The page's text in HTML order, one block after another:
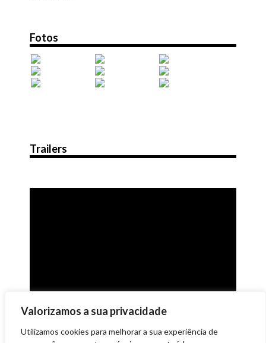
Valorizamos a sua privacidade
Utilizamos cookies para melhorar a sua experiência de
Fotos
Trailers